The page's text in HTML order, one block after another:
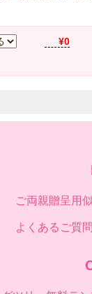
¥0
ご両親贈呈用
よくあるご質問